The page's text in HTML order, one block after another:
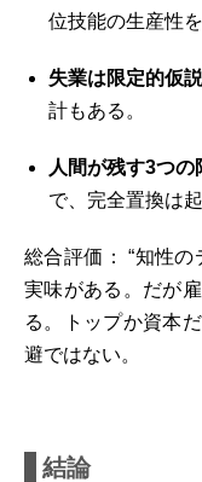
位技能の生産性
失業は限定的仮説
計もある。
人間が残す3つの
で、完全置換は
総合評価： “知性
実味がある。だが
る。トップか資本
避ではない。
結論